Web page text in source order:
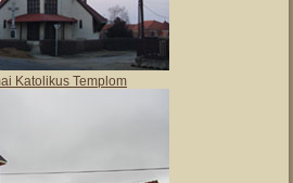
Katolikus Templom